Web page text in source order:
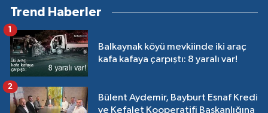
Trend Haberler
Balkaynak köyü mevkiinde iki araç
kafa kafaya çarpıştı: 8 yaralı var!
1
Bülent Aydemir, Bayburt Esnaf Kredi
ve Kefalet Kooperatifi Başkanlığına
2